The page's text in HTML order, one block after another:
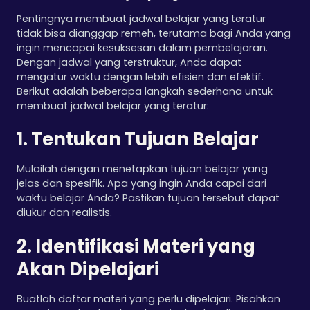
Pentingnya membuat jadwal belajar yang teratur
tidak bisa dianggap remeh, terutama bagi Anda yang
ingin mencapai kesuksesan dalam pembelajaran.
Dengan jadwal yang terstruktur, Anda dapat
mengatur waktu dengan lebih efisien dan efektif.
Berikut adalah beberapa langkah sederhana untuk
membuat jadwal belajar yang teratur:
1. Tentukan Tujuan Belajar
Mulailah dengan menetapkan tujuan belajar yang
jelas dan spesifik. Apa yang ingin Anda capai dari
waktu belajar Anda? Pastikan tujuan tersebut dapat
diukur dan realistis.
2. Identifikasi Materi yang
Akan Dipelajari
Buatlah daftar materi yang perlu dipelajari. Pisahkan